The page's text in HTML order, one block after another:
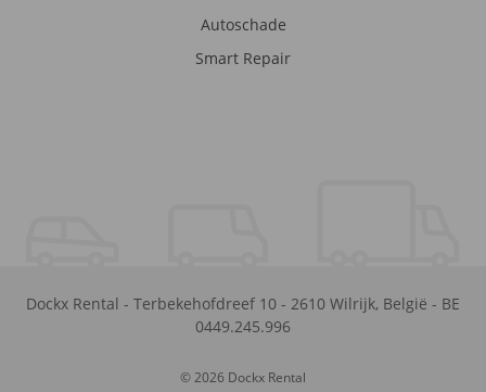
Autoschade
Smart Repair
Dockx Rental - Terbekehofdreef 10 - 2610 Wilrijk, België - BE
0449.245.996
© 2026 Dockx Rental